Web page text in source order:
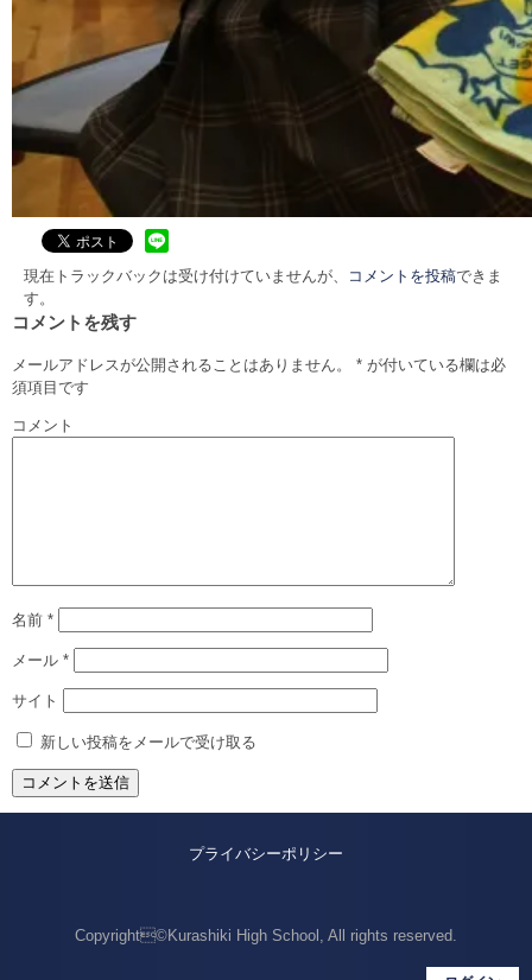
現在トラックバックは受け付けていませんが、 コメントを投稿できま
す。
コメントを残す
メールアドレスが公開されることはありません。 * が付いている欄は必
須項目です
コメント
名前 *
メール *
サイト
新しい投稿をメールで受け取る
プライバシーポリシー
Copyright©Kurashiki High School, All rights reserved.